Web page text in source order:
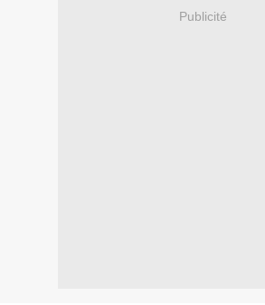
Publicité